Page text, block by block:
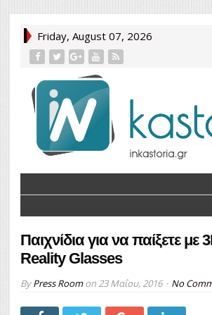
Friday, August 07, 2026
Παιχνίδια για να παίξετε με
Reality Glasses
ByPress Roomon 23 Μαΐου, 2016 No